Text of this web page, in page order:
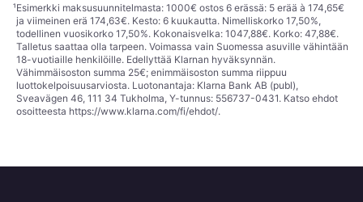
¹Esimerkki maksusuunnitelmasta: 1000€ ostos 6 erässä: 5 erää à 174,65€
ja viimeinen erä 174,63€. Kesto: 6 kuukautta. Nimelliskorko 17,50%,
todellinen vuosikorko 17,50%. Kokonaisvelka: 1047,88€. Korko: 47,88€.
Talletus saattaa olla tarpeen. Voimassa vain Suomessa asuville vähintään
18-vuotiaille henkilöille. Edellyttää Klarnan hyväksynnän.
Vähimmäisoston summa 25€; enimmäisoston summa riippuu
luottokelpoisuusarviosta. Luotonantaja: Klarna Bank AB (publ),
Sveavägen 46, 111 34 Tukholma, Y-tunnus: 556737-0431. Katso ehdot
osoitteesta https://www.klarna.com/fi/ehdot/.